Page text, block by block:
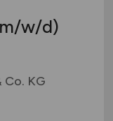
w/d)
Co. KG